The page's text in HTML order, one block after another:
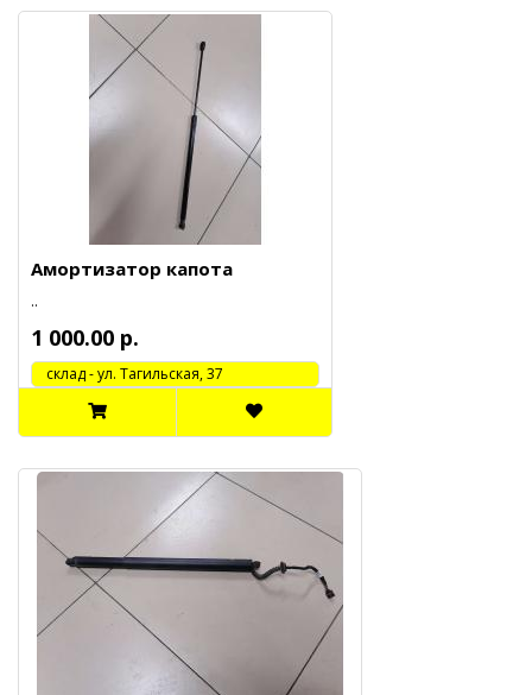
Амортизатор капота
..
1 000.00 р.
cклад - ул. Тагильская, 37